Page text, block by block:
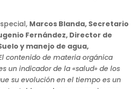
Marcos Blanda, Secretario
Fernández, Director de
y manejo de agua,
contenido de materia orgánica
un indicador de la «salud» de los
su evolución en el tiempo es un